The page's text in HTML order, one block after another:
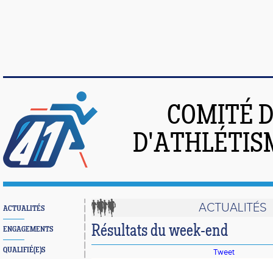
COMITÉ
ACTUALITÉS
ENGAGEMENTS
QUALIFIÉ(E)S
ACTUALITÉS
Résultats du week-end
Tweet